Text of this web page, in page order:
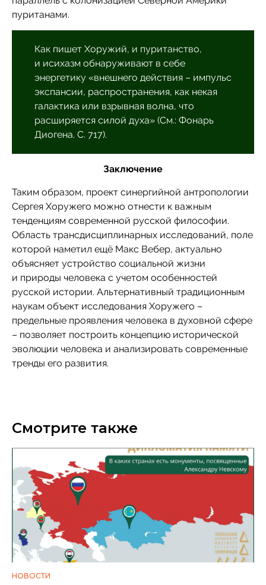
пуританами.
Как пишет Хоружий, и пуританство,
и исихазм обнаруживают в себе
энергетику «внешнего действия – импульс
экспансии, распространения, как некая
галактика или взрывная волна, что
расширяется силой духа» (См.: Фонарь
Диогена. С. 717).
Заключение
Таким образом, проект синергийной антропологии
Сергея Хоружего можно отнести к важным
тенденциям современной русской философии.
Область трансдисциплинарных исследований, поле
которой наметил ещё Макс Вебер, актуально
объясняет устройство социальной жизни
и природы человека с учетом особенностей
русской истории. Альтернативный традиционным
наукам объект исследования Хоружего –
предельные проявления человека в духовной сфере
– позволяет построить концепцию исторической
эволюции человека и анализировать современные
тренды его развития.
Смотрите также
НОВОСТИ